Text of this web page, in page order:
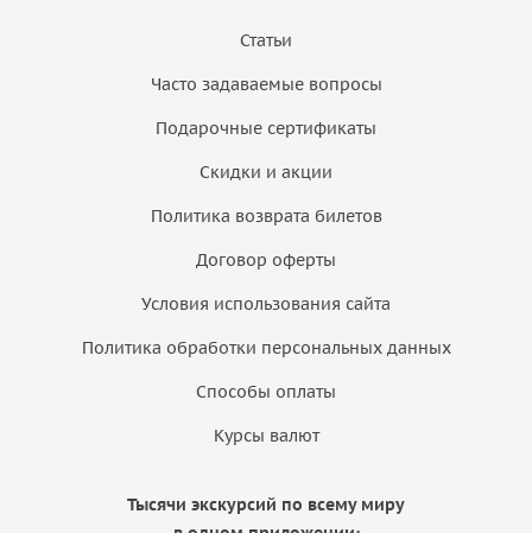
Статьи
Часто задаваемые вопросы
Подарочные сертификаты
Скидки и акции
Политика возврата билетов
Договор оферты
Условия использования сайта
Политика обработки персональных данных
Способы оплаты
Курсы валют
Тысячи экскурсий по всему миру